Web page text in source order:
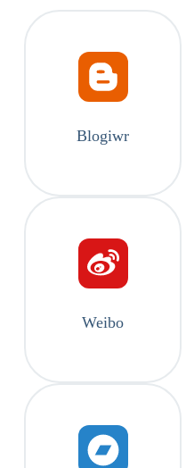
Blogiwr
Weibo